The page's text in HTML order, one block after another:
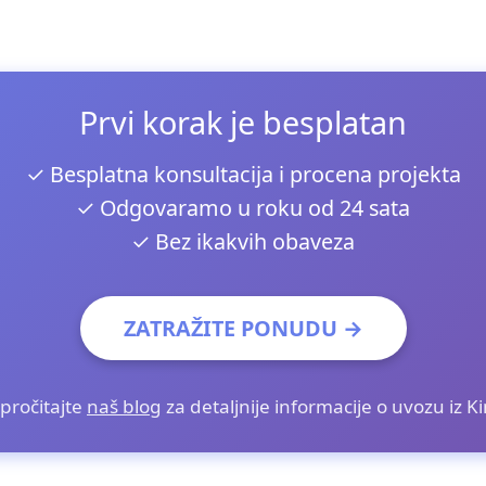
Prvi korak je besplatan
✓ Besplatna konsultacija i procena projekta
✓ Odgovaramo u roku od 24 sata
✓ Bez ikakvih obaveza
ZATRAŽITE PONUDU →
naš blog za detaljnije informacije o uvozu iz